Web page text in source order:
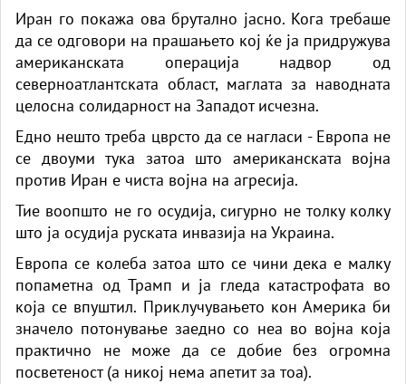
Иран го покажа ова брутално јасно. Кога требаше
да се одговори на прашањето кој ќе ја придружува
американската операција надвор од
северноатлантската област, маглата за наводната
целосна солидарност на Западот исчезна.
Едно нешто треба цврсто да се нагласи - Европа не
се двоуми тука затоа што американската војна
против Иран е чиста војна на агресија.
Тие воопшто не го осудија, сигурно не толку колку
што ја осудија руската инвазија на Украина.
Европа се колеба затоа што се чини дека е малку
попаметна од Трамп и ја гледа катастрофата во
која се впуштил. Приклучувањето кон Америка би
значело потонување заедно со неа во војна која
практично не може да се добие без огромна
посветеност (а никој нема апетит за тоа).